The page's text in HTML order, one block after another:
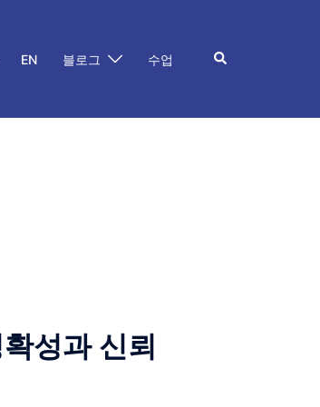
EN 블로그 수업 Search
성과 신뢰